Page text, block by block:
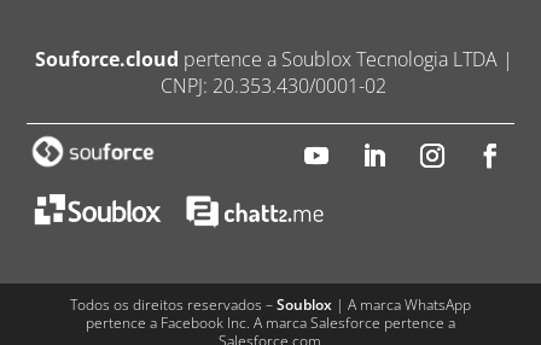
Souforce.cloud pertence a Soublox Tecnologia LTDA |
CNPJ: 20.353.430/0001-02
Todos os direitos reservados –Soublox| A marca WhatsApp
pertence a Facebook Inc. A marca Salesforce pertence a
Salesforce.com